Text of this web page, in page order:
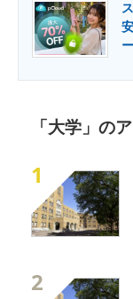
「大学」の
1
2